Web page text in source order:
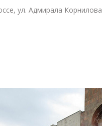
ул. Адмирала Корнилова